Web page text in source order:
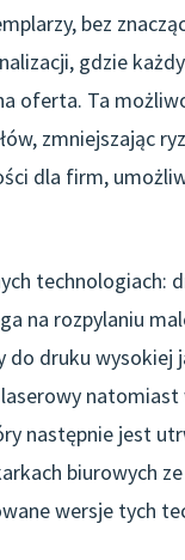
bez
gdzie
oferta. Ta
zmniejszając
dla firm,
na rozpylaniu
do druku
następnie jest
biurowych
wersje tych